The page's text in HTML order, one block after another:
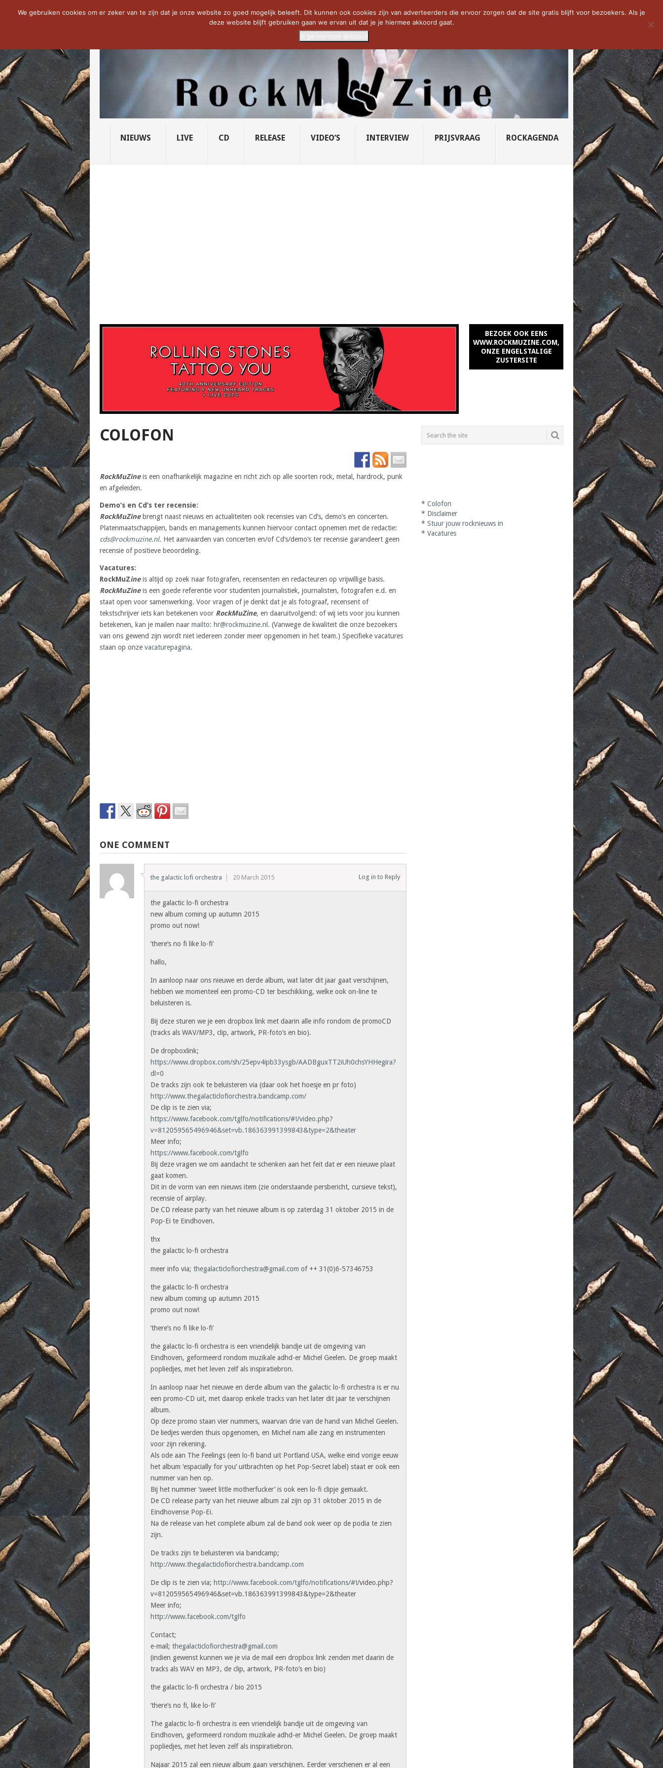
NOW TRENDING: THE VICIOUS HEAD SOCIETY... PRIDE OF LIONS – U... SAVATAGE KOMT TERUG IN 0... CD VAN DE WEEK: SLEEPING...
NIEUWS LIVE CD RELEASE VIDEO’S INTERVIEW PRIJSVRAAG ROCKAGENDA
BEZOEK OOK EENS
WWW.ROCKMUZINE.COM,
ONZE ENGELSTALIGE
ZUSTERSITE
COLOFON
RockMuZineis een onafhankelijk magazine en richt zich op alle soorten rock, metal, hardrock, punk
en afgeleiden.
Demo’s en Cd’s ter recensie:
RockMuZinebrengt naast nieuws en actualiteiten ook recensies van Cd’s, demo’s en concerten.
Platenmaatschappijen, bands en managements kunnen hiervoor contact opnemen met de redactie:
cds@rockmuzine.nl. Het aanvaarden van concerten en/of Cd’s/demo’s ter recensie garandeert geen
recensie of positieve beoordeling.
Vacatures:
RockMuZineis altijd op zoek naar fotografen, recensenten en redacteuren op vrijwillige basis.
RockMuZineis een goede referentie voor studenten journalistiek, journalisten, fotografen e.d. en
staat open voor samenwerking. Voor vragen of je denkt dat je als fotograaf, recensent of
tekstschrijver iets kan betekenen voor RockMuZine, en daaruitvolgend: of wij iets voor jou kunnen
betekenen, kan je mailen naar mailto: hr@rockmuzine.nl . (Vanwege de kwaliteit die onze bezoekers
van ons gewend zijn wordt niet iedereen zonder meer opgenomen in het team.) Specifieke vacatures
staan op onze vacaturepagina.
ONE COMMENT
the galactic lofi orchestra 20 March 2015 Log in to Reply
the galactic lo-fi orchestra
new album coming up autumn 2015
promo out now!
‘there’s no fi like lo-fi’
hallo,
In aanloop naar ons nieuwe en derde album, wat later dit jaar gaat verschijnen,
hebben we momenteel een promo-CD ter beschikking, welke ook on-line te
beluisteren is.
Bij deze sturen we je een dropbox link met daarin alle info rondom de promoCD
(tracks als WAV/MP3, clip, artwork, PR-foto’s en bio).
De dropboxlink;
https://www.dropbox.com/sh/25epv4ipb33ysgb/AADBguxTT2iUh0chsYHHegira?
dl=0
De tracks zijn ook te beluisteren via (daar ook het hoesje en pr foto)
http://www.thegalacticlofiorchestra.bandcamp.com/
De clip is te zien via;
https://www.facebook.com/tglfo/notifications/#!/video.php?
v=812059565496946&set=vb.186363991399843&type=2&theater
Meer info;
https://www.facebook.com/tglfo
Bij deze vragen we om aandacht te schenken aan het feit dat er een nieuwe plaat
gaat komen.
Dit in de vorm van een nieuws item (zie onderstaande persbericht, cursieve tekst),
recensie of airplay.
De CD release party van het nieuwe album is op zaterdag 31 oktober 2015 in de
Pop-Ei te Eindhoven.
thx
the galactic lo-fi orchestra
meer info via;thegalacticlofiorchestra@gmail.com of ++ 31(0)6-57346753
the galactic lo-fi orchestra
new album coming up autumn 2015
promo out now!
‘there’s no fi like lo-fi’
the galactic lo-fi orchestra is een vriendelijk bandje uit de omgeving van
Eindhoven, geformeerd rondom muzikale adhd-er Michel Geelen. De groep maakt
popliedjes, met het leven zelf als inspiratiebron.
In aanloop naar het nieuwe en derde album van the galactic lo-fi orchestra is er nu
een promo-CD uit, met daarop enkele tracks van het later dit jaar te verschijnen
album.
Op deze promo staan vier nummers, waarvan drie van de hand van Michel Geelen.
De liedjes werden thuis opgenomen, en Michel nam alle zang en instrumenten
voor zijn rekening.
Als ode aan The Feelings (een lo-fi band uit Portland USA, welke eind vorige eeuw
het album ‘espacially for you’ uitbrachten op het Pop-Secret label) staat er ook een
nummer van hen op.
Bij het nummer ‘sweet little motherfucker’ is ook een lo-fi clipje gemaakt.
De CD release party van het nieuwe album zal zijn op 31 oktober 2015 in de
Eindhovense Pop-Ei.
Na de release van het complete album zal de band ook weer op de podia te zien
zijn.
De tracks zijn te beluisteren via bandcamp;
http://www.thegalacticlofiorchestra.bandcamp.com
De clip is te zien via; http://www.facebook.com/tglfo/notifications/#!/video.php?
v=812059565496946&set=vb.186363991399843&type=2&theater
Meer info;
http://www.facebook.com/tglfo
Contact;
e-mail;thegalacticlofiorchestra@gmail.com
(indien gewenst kunnen we je via de mail een dropbox link zenden met daarin de
tracks als WAV en MP3, de clip, artwork, PR-foto’s en bio)
the galactic lo-fi orchestra / bio 2015
‘there’s no fi, like lo-fi’
The galactic lo-fi orchestra is een vriendelijk bandje uit de omgeving van
Eindhoven, geformeerd rondom muzikale adhd-er Michel Geelen. De groep maakt
popliedjes, met het leven zelf als inspiratiebron.
Najaar 2015 zal een nieuw album gaan verschijnen. Eerder verschenen er al een
*Colofon
* Disclaimer
*Stuur jouw rocknieuws in
*Vacatures
We gebruiken cookies om er zeker van te zijn dat je onze website zo goed mogelijk beleeft. Dit kunnen ook cookies zijn van adverteerders die ervoor zorgen dat de site gratis blijft voor bezoekers. Als je
deze website blijft gebruiken gaan we ervan uit dat je je hiermee akkoord gaat.
Ik ga hiermee akkoord